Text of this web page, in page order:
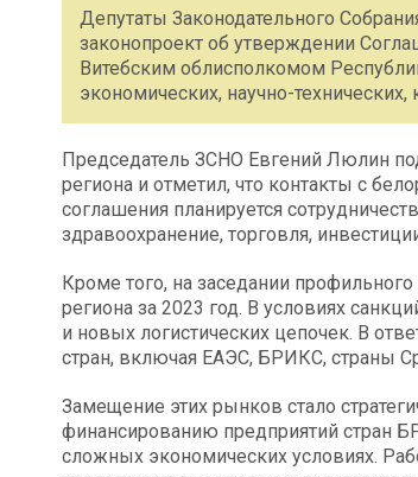
Депутаты Законодательного
законопроект об утверждении
Витебским облисполкомом
экономических, научно-
Председатель ЗСНО Евгений Люлин
региона и отметил, что контакты с
соглашения планируется
здравоохранение, торговля,
Кроме того, на заседании
региона за 2023 год. В условиях
и новых логистических цепочек. В
стран, включая ЕАЭС, БРИКС, страны
Замещение этих рынков стало
финансированию предприятий стран
сложных экономических условиях.